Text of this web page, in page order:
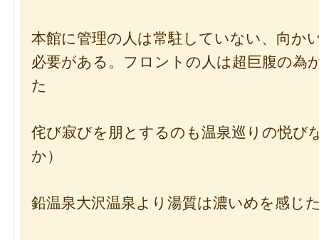
本館に管理の人は常駐していない、向か
必要がある。フロントの人は超巨腹の為
た
侘び寂びを朋とするのも温泉巡りの悦び
か）
鉛温泉大沢温泉より湯質は濃いめを感じ